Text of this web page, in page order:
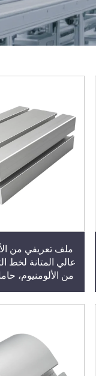
عالي المتانة لخط
من الألومنيوم،